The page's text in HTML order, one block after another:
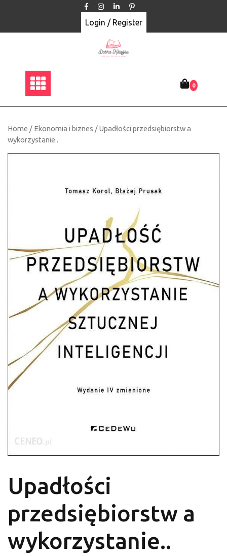
Login / Register
0
Home / Ekonomia i biznes / Upadłości przedsiębiorstw a
wykorzystanie..
Upadłości
przedsiębiorstw a
wykorzystanie..